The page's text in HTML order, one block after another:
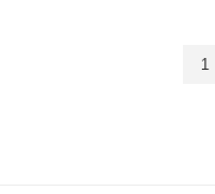
1